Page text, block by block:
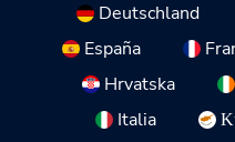
Deutschland
España
Hrvatska
Italia